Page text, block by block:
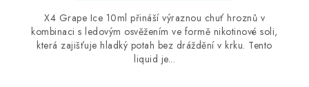
X4 Grape Ice 10ml přináší výraznou chuť hroznů v
kombinaci s ledovým osvěžením ve formě nikotinové soli,
která zajišťuje hladký potah bez dráždění v krku. Tento
liquid je...